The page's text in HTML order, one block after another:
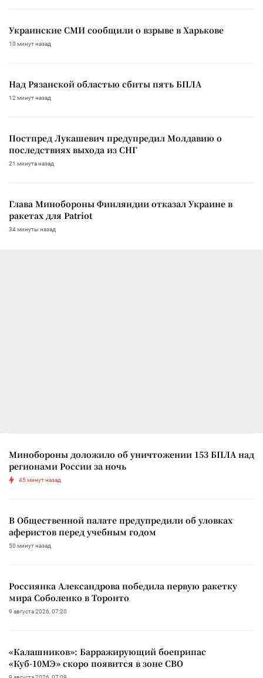
Украинские СМИ сообщили о взрыве в Харькове
10 минут назад
Над Рязанской областью сбиты пять БПЛА
12 минут назад
Постпред Лукашевич предупредил Молдавию о
последствиях выхода из СНГ
21 минута назад
Глава Минобороны Финляндии отказал Украине в
ракетах для Patriot
34 минуты назад
Минобороны доложило об уничтожении 153 БПЛА над
регионами России за ночь
45 минут назад
В Общественной палате предупредили об уловках
аферистов перед учебным годом
50 минут назад
Россиянка Александрова победила первую ракетку
мира Соболенко в Торонто
9 августа 2026, 07:20
«Калашников»: Барражирующий боеприпас
«Куб-10МЭ» скоро появится в зоне СВО